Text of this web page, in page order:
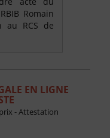
Romain
au RCS de
EN LIGNE
- Attestation